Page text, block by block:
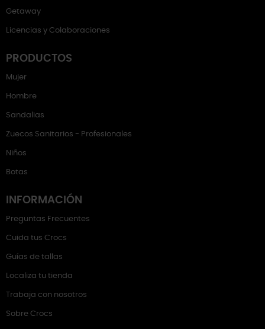
Getaway
Licencias y Colaboraciones
PRODUCTOS
Mujer
Hombre
Sandalias
Zuecos Sanitarios - Profesionales
Niños
Botas
INFORMACIÓN
Preguntas Frecuentes
Cuida tus Crocs
Guías de tallas
Localiza tu tienda
Trabaja con nosotros
Sobre Crocs